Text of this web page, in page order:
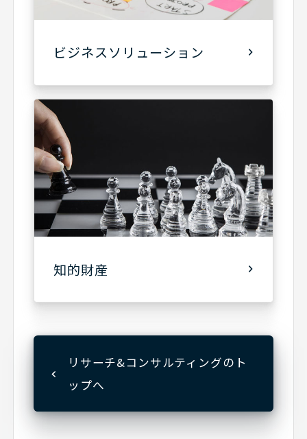
ビジネスソリューション
知的財産
リサーチ&コンサルティングのト
ップへ